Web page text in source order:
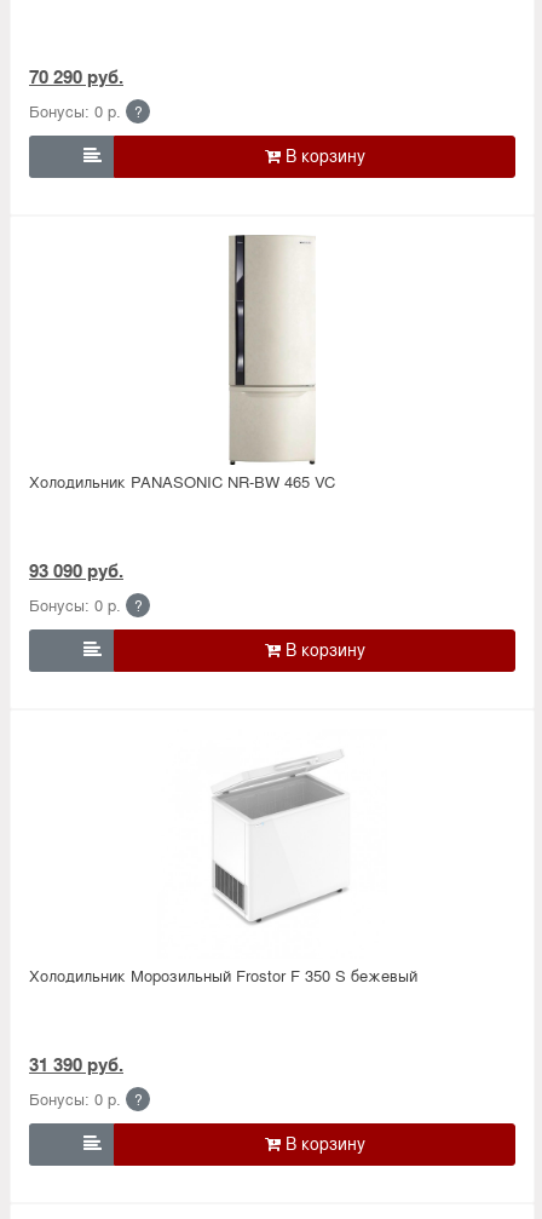
70 290 руб.
Бонусы: 0 р. ?

Холодильник PANASONIC NR-BW 465 VC
93 090 руб.
Бонусы: 0 р. ?

Холодильник Морозильный Frostor F 350 S бежевый
31 390 руб.
Бонусы: 0 р. ?
